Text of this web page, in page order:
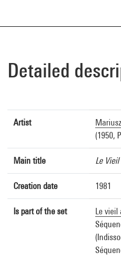
Detailed
Artist
(1950,
Main title Le
Creation date 1981
Is part of the set
Le vieil